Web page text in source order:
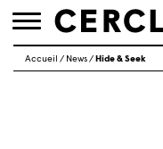
Toggle
Accueil / News/ Hide & Seek